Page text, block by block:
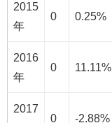
2015
年
0 0.25%
2016
年
0 11.11%
2017
0 -2.88%